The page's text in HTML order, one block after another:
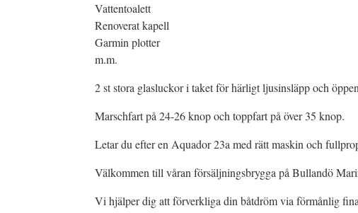
Vattentoalett
Renoverat kapell
Garmin plotter
m.m.
2 st stora glasluckor i taket för härligt ljusinsläpp och
Marschfart på 24-26 knop och toppfart på över 35 knop.
Letar du efter en Aquador 23a med rätt maskin och
Välkommen till våran försäljningsbrygga på Bullandö
Vi hjälper dig att förverkliga din båtdröm via förmånlig